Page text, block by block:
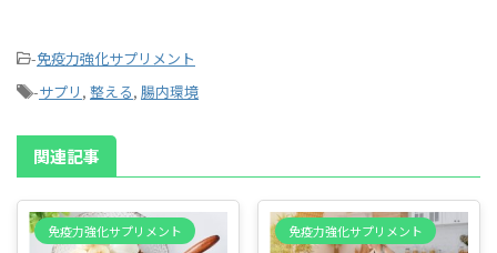
-免疫力強化サプリメント
-サプリ , 整える, 腸内環境
関連記事
免疫力強化サプリメント 免疫力強化サプリメント